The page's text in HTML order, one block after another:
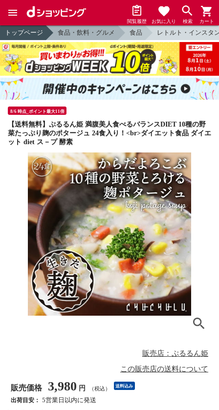
閲覧履歴 お気に入り 検索 カート
トップページ 食品・飲料・グルメ 食品 レトルト・インスタ
8/6 時点_ポイント最大11倍
【送料無料】ぷるるん姫 満腹美人食べるバランスDIET 10種の野
菜たっぷり麹のポタージュ 24食入り！<br>ダイエット食品 ダイエ
ット diet ス－プ 酵素
販売店：ぷるるん姫
この販売店の送料について
販売価格 3,980 円 （税込） 送料込み
出荷目安： 5営業日以内に発送